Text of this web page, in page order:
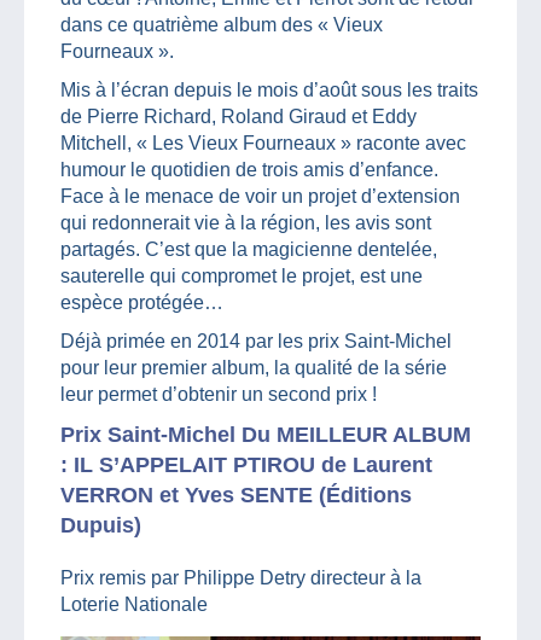
dans ce quatrième album des « Vieux
Fourneaux ».
Mis à l’écran depuis le mois d’août sous les traits
de Pierre Richard, Roland Giraud et Eddy
Mitchell, « Les Vieux Fourneaux » raconte avec
humour le quotidien de trois amis d’enfance.
Face à le menace de voir un projet d’extension
qui redonnerait vie à la région, les avis sont
partagés. C’est que la magicienne dentelée,
sauterelle qui compromet le projet, est une
espèce protégée…
Déjà primée en 2014 par les prix Saint-Michel
pour leur premier album, la qualité de la série
leur permet d’obtenir un second prix !
Prix Saint-Michel Du MEILLEUR ALBUM
: IL S’APPELAIT PTIROU de Laurent
VERRON et Yves SENTE (Éditions
Dupuis)
Prix remis par Philippe Detry directeur à la
Loterie Nationale